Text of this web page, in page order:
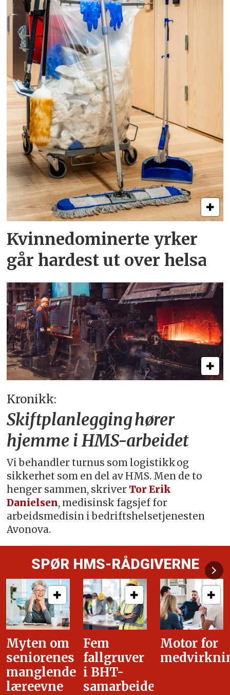
Kvinnedominerte yrker
går hardest ut over helsa
Kronikk:
Skiftplanlegging hører
hjemme i HMS-arbeidet
Vi behandler turnus som logistikk og
sikkerhet som en del av HMS. Men de to
henger sammen, skriver Tor Erik
Danielsen, medisinsk fagsjef for
arbeidsmedisin i bedriftshelsetjenesten
Avonova.
SPØR HMS-RÅDGIVERNE
Fem
fallgruver
i BHT-
samarbeidet
Motor for
medvirkning
i